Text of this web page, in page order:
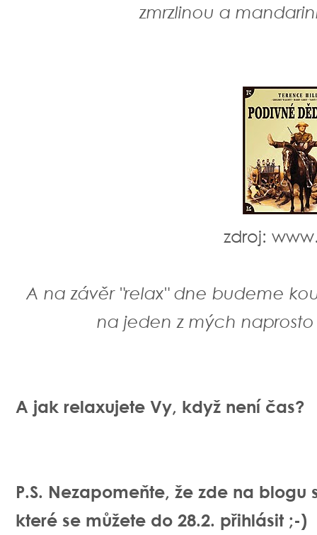
zmrzlinou a
zdroj:
A na závěr "relax" dne budeme
na jeden z mých
A jak relaxujete Vy, když není čas?
P.S. Nezapomeňte, že zde na
které se můžete do 28.2. přihlásit ;-)